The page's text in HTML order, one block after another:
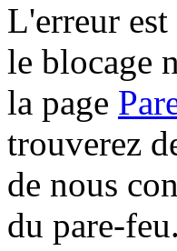
L'erreur
le blocage
la page
trouverez
de nous
du pare-feu.